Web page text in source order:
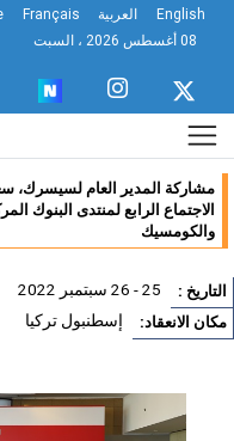
English العربية Français
مشاركة المدير العام لسيسرك،
الاجتماع الرابع لمنتدى البنوك
والكومسيك
: 25 - 26 سبتمبر 2022
الانعقاد: إسطنبول تركيا